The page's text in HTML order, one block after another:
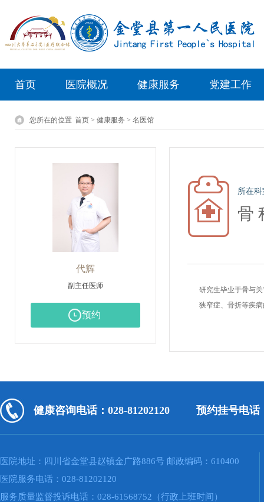
首页 医院概况 健康服务 党建工作
您所在的位置 首页 > 健康服务 > 名医馆
代辉
副主任医师
预约
所在
骨
研究生毕业于骨与
狭窄症、骨折等疾
健康咨询电话：028-81202120 预约挂号电话
医院地址：四川省金堂县赵镇金广路886号 邮政编码：610400
医院服务电话：028-81202120
服务质量监督投诉电话：028-61568752（行政上班时间）